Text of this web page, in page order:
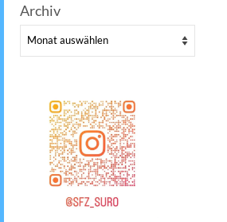
Archiv
Archiv